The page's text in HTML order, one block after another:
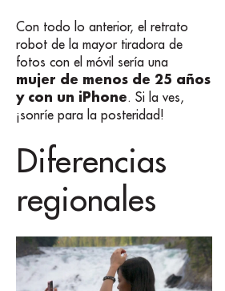
Con todo lo anterior, el retrato
robot de la mayor tiradora de
fotos con el móvil sería una
mujer de menos de 25 años
y con un iPhone. Si la ves,
¡sonríe para la posteridad!
Diferencias
regionales